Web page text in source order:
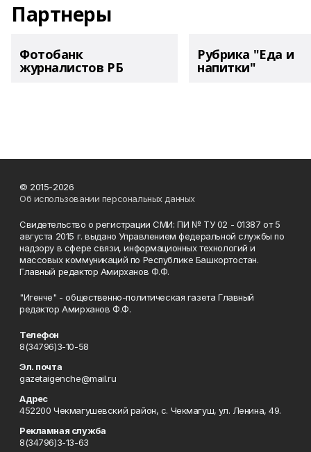
Партнеры
Фотобанк
журналистов РБ
Рубрика "Еда и
напитки"
© 2015-2026
Об использовании персональных данных
Свидетельство о регистрации СМИ: ПИ № ТУ 02 - 01387 от 5
августа 2015 г. выдано Управлением федеральной службы по
надзору в сфере связи, информационных технологий и
массовых коммуникаций по Республике Башкортостан.
Главный редактор Амирханов Ф.Ф.
"Игенче" - общественно-политическая газета Главный
редактор Амирханов Ф.Ф.
Телефон
8(34796)3-10-58
Эл. почта
gazetaigenche@mail.ru
Адрес
452200 Чекмагушевский район, с. Чекмагуш, ул. Ленина, 49.
Рекламная служба
8(34796)3-13-63